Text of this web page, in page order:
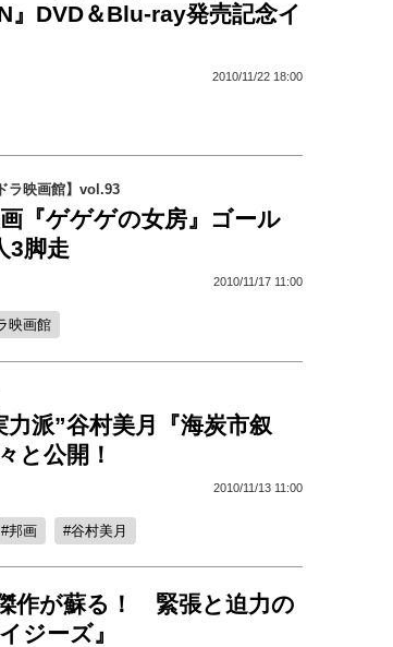
』DVD＆Blu-ray発売記念イ
2010/11/22 18:00
ラ映画館】vol.93
『ゲゲゲの女房』ゴール
3脚走
2010/11/17 11:00
映画館
派”谷村美月『海炭市叙
と公開！
2010/11/13 11:00
邦画 谷村美月
作が蘇る！ 緊張と迫力の
ジーズ』